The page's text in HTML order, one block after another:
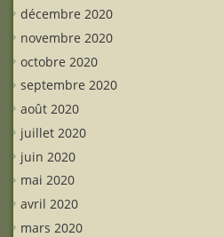
décembre 2020
novembre 2020
octobre 2020
septembre 2020
août 2020
juillet 2020
juin 2020
mai 2020
avril 2020
mars 2020